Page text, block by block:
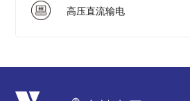
高压直流输电